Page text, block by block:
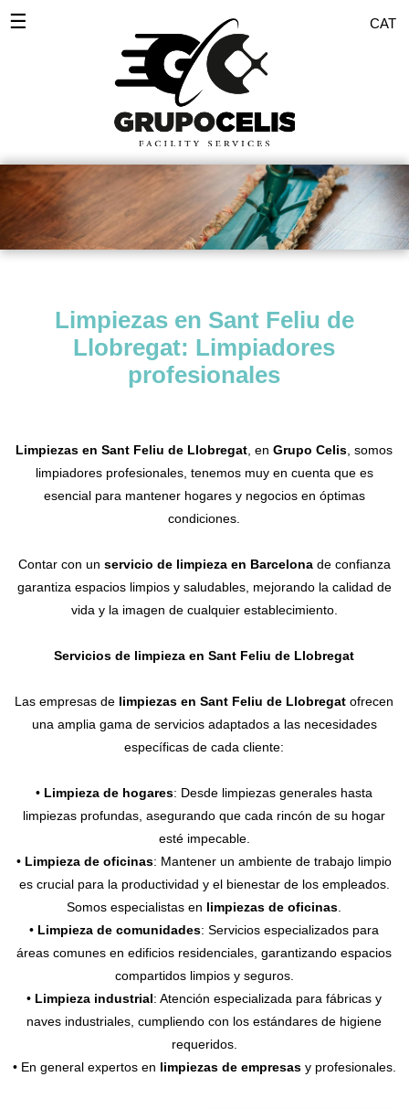
CAT
☰
Desinfecciones
Servicios Empresas
Pulidos
Pintores
Zonas
Limpiezas en Sant Feliu de
Llobregat: Limpiadores
profesionales
Limpiezas en Sant Feliu de Llobregat , enGrupo Celis , somos
limpiadores profesionales, tenemos muy en cuenta que es
esencial para mantener hogares y negocios en óptimas
condiciones.
Contar con un servicio de limpieza en Barcelonade confianza
garantiza espacios limpios y saludables, mejorando la calidad de
vida y la imagen de cualquier establecimiento.
Servicios de limpieza en Sant Feliu de Llobregat
Las empresas de limpiezas en Sant Feliu de Llobregat ofrecen
una amplia gama de servicios adaptados a las necesidades
específicas de cada cliente:
• Limpieza de hogares: Desde limpiezas generales hasta
limpiezas profundas, asegurando que cada rincón de su hogar
esté impecable.
• Limpieza de oficinas: Mantener un ambiente de trabajo limpio
es crucial para la productividad y el bienestar de los empleados.
Somos especialistas en limpiezas de oficinas
• Limpieza de comunidades: Servicios especializados para
áreas comunes en edificios residenciales, garantizando espacios
compartidos limpios y seguros.
• Limpieza industrial: Atención especializada para fábricas y
naves industriales, cumpliendo con los estándares de higiene
requeridos.
• En general expertos en limpiezas de empresasy profesionales.